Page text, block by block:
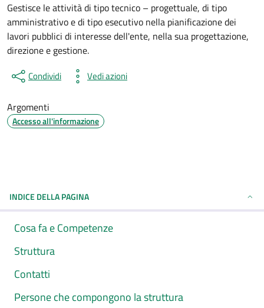
Gestisce le attività di tipo tecnico – progettuale, di tipo
amministrativo e di tipo esecutivo nella pianificazione dei
lavori pubblici di interesse dell'ente, nella sua progettazione,
direzione e gestione.
Condividi Vedi azioni
Argomenti
Accesso all'informazione
INDICE DELLA PAGINA
Cosa fa e Competenze
Struttura
Contatti
Persone che compongono la struttura